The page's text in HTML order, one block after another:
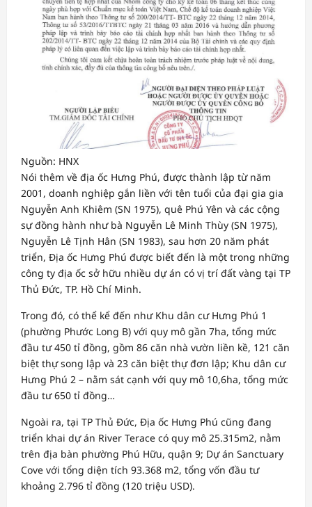
Nguồn: HNX
Nói thêm về địa ốc Hưng Phú, được thành lập từ năm
2001, doanh nghiệp gắn liền với tên tuổi của đại gia gia
Nguyễn Anh Khiêm (SN 1975), quê Phú Yên và các cộng
sự đồng hành như bà Nguyễn Lê Minh Thùy (SN 1975),
Nguyễn Lê Tịnh Hân (SN 1983), sau hơn 20 năm phát
triển, Địa ốc Hưng Phú được biết đến là một trong những
công ty địa ốc sở hữu nhiều dự án có vị trí đất vàng tại TP
Thủ Đức, TP. Hồ Chí Minh.
Trong đó, có thể kể đến như Khu dân cư Hưng Phú 1
(phường Phước Long B) với quy mô gần 7ha, tổng mức
đầu tư 450 tỉ đồng, gồm 86 căn nhà vườn liền kề, 121 căn
biệt thự song lập và 23 căn biệt thự đơn lập; Khu dân cư
Hưng Phú 2 – nằm sát cạnh với quy mô 10,6ha, tổng mức
đầu tư 650 tỉ đồng…
Ngoài ra, tại TP Thủ Đức, Địa ốc Hưng Phú cũng đang
triển khai dự án River Terace có quy mô 25.315m2, nằm
trên địa bàn phường Phú Hữu, quận 9; Dự án Sanctuary
Cove với tổng diện tích 93.368 m2, tổng vốn đầu tư
khoảng 2.796 tỉ đồng (120 triệu USD).